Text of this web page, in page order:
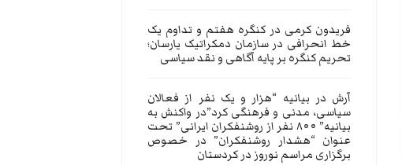
فریدون کرمی در کنگره هفتم و تداوم یک
خط انحرافی در سازمان دمکراتیک یارسان؛
تحریم کنگره بر پایه آگاهی و نقد سیاسی
آرش در بیانیه “هزار و یک نفر از فعالان
سیاسی، مدنی و فرهنگی کرد”در واکنش به
بیانیه” ۸۰۰ نفر از روشنفکران ایرانی” تحت
عنوان “هشدار روشنفکران” در خصوص
برگزاری مراسم نوروز در کردستان